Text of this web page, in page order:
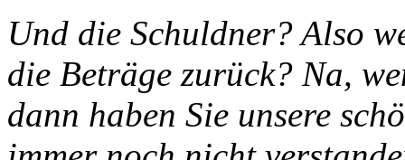
Und die Schuldner? Also
die Beträge zurück? Na,
dann haben Sie unsere